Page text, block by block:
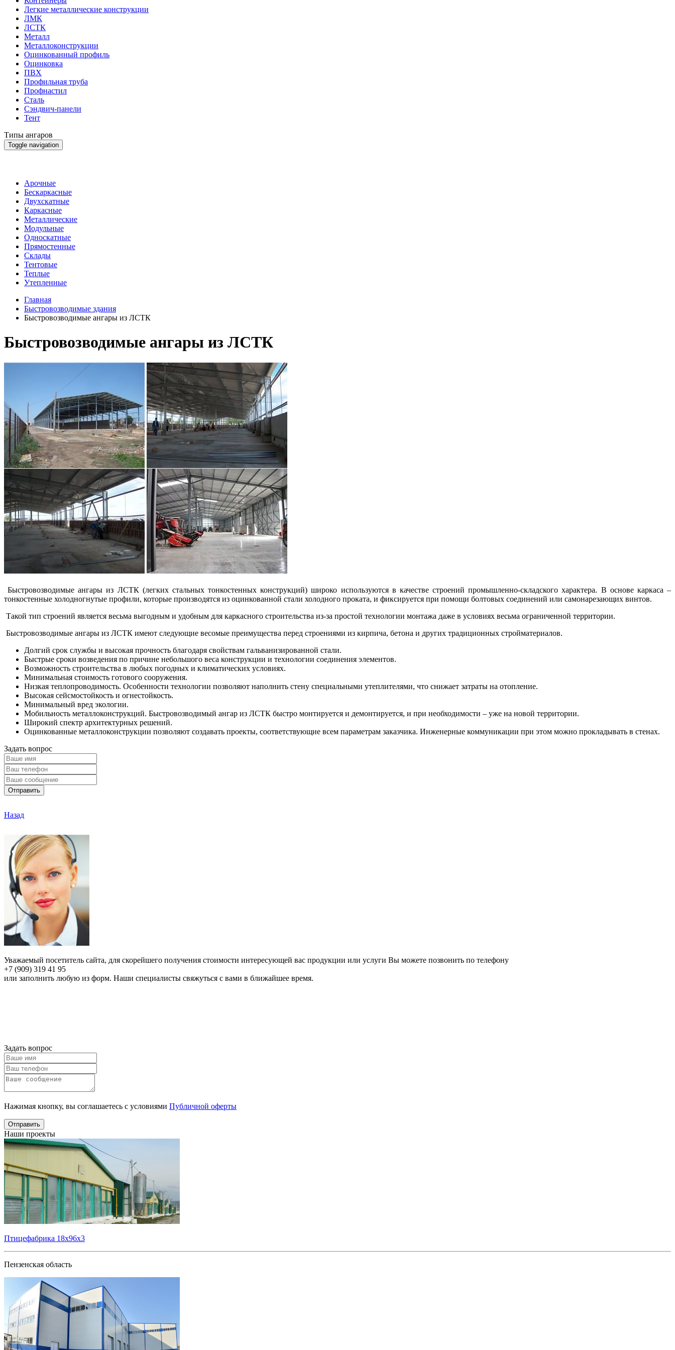
Легкие металлические конструкции
ЛМК
ЛСТК
Металл
Металлоконструкции
Оцинкованный профиль
Оцинковка
ПВХ
Профильная труба
Профнастил
Сталь
Сэндвич-панели
Тент
Типы ангаров
Toggle navigation
Арочные
Бескаркасные
Двухскатные
Каркасные
Металлические
Модульные
Односкатные
Прямостенные
Склады
Тентовые
Теплые
Утепленные
Главная
Быстровозводимые здания
Быстровозводимые ангары из ЛСТК
Быстровозводимые ангары из ЛСТК
Быстровозводимые ангары из ЛСТК (легких стальных тонкостенных конструкций) широко используются в качестве строений промышленно-складского характера. В основе каркаса –
тонкостенные холодногнутые профили, которые производятся из оцинкованной стали холодного проката, и фиксируется при помощи болтовых соединений или самонарезающих винтов.
Такой тип строений является весьма выгодным и удобным для каркасного строительства из-за простой технологии монтажа даже в условиях весьма ограниченной территории.
Быстровозводимые ангары из ЛСТК имеют следующие весомые преимущества перед строениями из кирпича, бетона и других традиционных стройматериалов.
Долгий срок службы и высокая прочность благодаря свойствам гальванизированной стали.
Быстрые сроки возведения по причине небольшого веса конструкции и технологии соединения элементов.
Возможность строительства в любых погодных и климатических условиях.
Минимальная стоимость готового сооружения.
Низкая теплопроводимость. Особенности технологии позволяют наполнить стену специальными утеплителями, что снижает затраты на отопление.
Высокая сейсмостойкость и огнестойкость.
Минимальный вред экологии.
Мобильность металлоконструкций. Быстровозводимый ангар из ЛСТК быстро монтируется и демонтируется, и при необходимости – уже на новой территории.
Широкий спектр архитектурных решений.
Оцинкованные металлоконструкции позволяют создавать проекты, соответствующие всем параметрам заказчика. Инженерные коммуникации при этом можно прокладывать в стенах.
Задать вопрос
Отправить
Назад
Уважаемый посетитель сайта, для скорейшего получения стоимости интересующей вас продукции или услуги Вы можете позвонить по телефону
+7 (909) 319 41 95
или заполнить любую из форм. Наши специалисты свяжуться с вами в ближайшее время.
Задать вопрос
Нажимая кнопку, вы соглашаетесь с условиями Публичной оферты
Отправить
Наши проекты
Птицефабрика 18х96х3
Пензенская область